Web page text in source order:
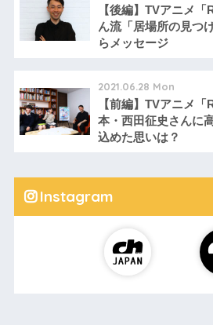
【後編】TVアニメ
ん流「居場所の見つ
らメッセージ
2021.06.28 Mon
【前編】TVアニメ
本・西田征史さんに
込めた思いは？
Instagram